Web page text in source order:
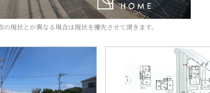
現状とが異なる場合は現状を優先させて頂きます。